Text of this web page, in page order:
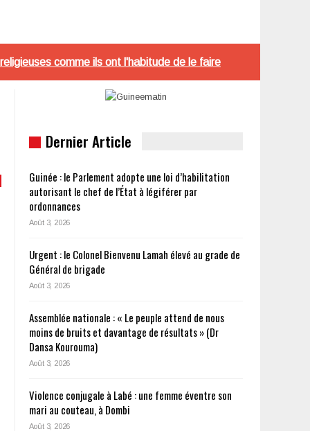
comme ils ont l'habitude de le faire
Dernier Article
Guinée : le Parlement adopte une loi d’habilitation
autorisant le chef de l’État à légiférer par
ordonnances
Août 3, 2026
Urgent : le Colonel Bienvenu Lamah élevé au grade de
Général de brigade
Août 3, 2026
Assemblée nationale : « Le peuple attend de nous
moins de bruits et davantage de résultats » (Dr
Dansa Kourouma)
Août 3, 2026
Violence conjugale à Labé : une femme éventre son
mari au couteau, à Dombi
Août 3, 2026